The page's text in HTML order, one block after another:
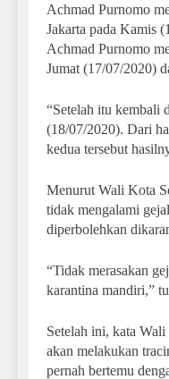
Achmad Purnomo
Jakarta pada Kamis
Achmad Purnomo
Jumat (17/07/2020)
“Setelah itu kembali
(18/07/2020). Dari
kedua tersebut
Menurut Wali Kota
tidak mengalami
diperbolehkan
“Tidak merasakan
karantina mandiri,”
Setelah ini, kata
akan melakukan
pernah bertemu